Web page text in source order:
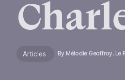
Articles By Mélodie Geoffroy, Le